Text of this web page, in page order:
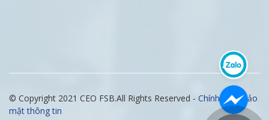
© Copyright 2021 CEO FSB.All Rights Reserved - Chính sách bảo
mật thông tin